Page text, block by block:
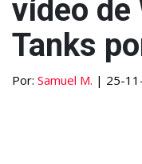
vídeo de
Tanks
Por: Samuel M. | 25-